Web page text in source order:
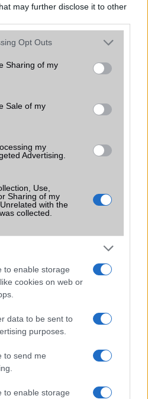
may further disclose it to other
app uses one or more Google
behaviour. You may click to
and its third-party tags to
purposes in below Google
Opt Outs
Sharing of my
Sale of my
my
Advertising.
Use,
Sharing of my
with the
collected.
to enable storage
cookies on web or
data to be sent to
purposes.
to send me
to enable storage
nanoSIM
2
Van
Globális
Nincs
2026-07-13 19:00:00
ajánlatok
iPhone 15